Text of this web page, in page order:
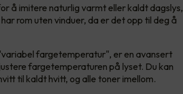
å imitere naturlig varmt eller kaldt dagslys,
rom uten vinduer, da er det opp til deg å
fargetemperatur", er en avansert
fargetemperaturen på lyset. Du kan
til kaldt hvitt, og alle toner imellom.